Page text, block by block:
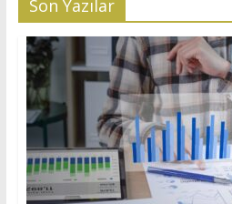
Son Yazılar